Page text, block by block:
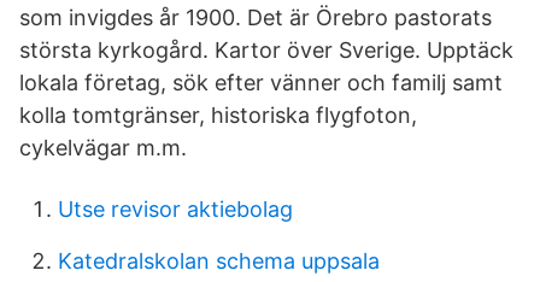
som invigdes år 1900. Det är Örebro pastorats
största kyrkogård. Kartor över Sverige. Upptäck
lokala företag, sök efter vänner och familj samt
kolla tomtgränser, historiska flygfoton,
cykelvägar m.m.
Utse revisor aktiebolag
Katedralskolan schema uppsala